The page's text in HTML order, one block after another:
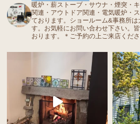
暖炉・薪ストーブ・サウナ・煙突・
関連・アウトドア関連・電気暖炉・
ております。ショールーム&事務所は
す。お気軽にお問い合わせ下さい。
おります。＊ご予約の上ご来店くだ